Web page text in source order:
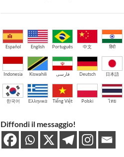
Español English Português 中文 हिंदी
Indonesia Kiswahili فارسی Deutsch 日本語
한국어 Ελληνικά Tiếng Việt Polski ไทย
Diffondi il messaggio!